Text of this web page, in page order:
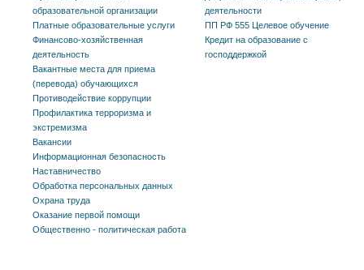
образовательной организации
Платные образовательные услуги
Финансово-хозяйственная
деятельность
Вакантные места для приема
(перевода) обучающихся
Противодействие коррупции
Профилактика терроризма и
экстремизма
Вакансии
Информационная безопасность
Наставничество
Обработка персональных данных
Охрана труда
Оказание первой помощи
Общественно - политическая работа
деятельности
ПП РФ 555 Целевое обучение
Кредит на образование с
господдержкой